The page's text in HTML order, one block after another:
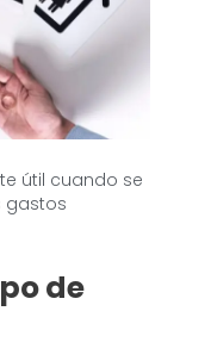
útil cuando se
gastos
de